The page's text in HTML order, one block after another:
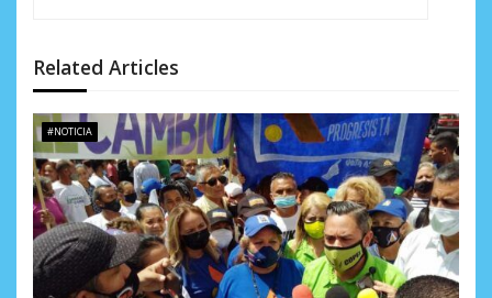
e
e
n
t
r
a
Related Articles
#NOTICIA